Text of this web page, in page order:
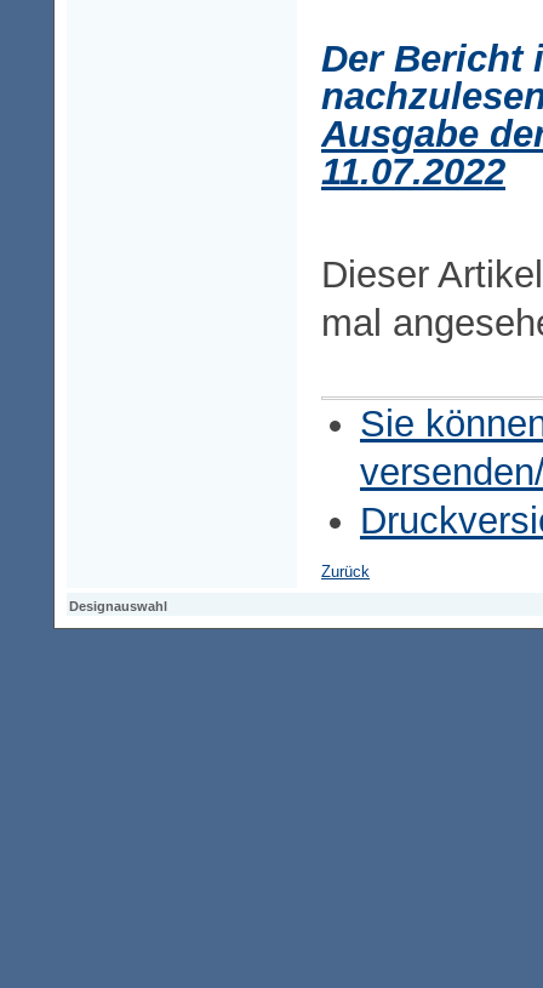
Der Bericht
Ausgabe
11.07.2022
Dieser
mal
Sie
Zurück
Designauswahl
Designauswahl